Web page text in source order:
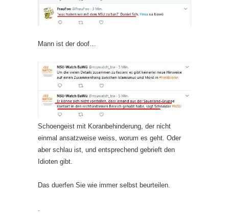
Mann ist der doof…
Schoengeist mit Koranbehinderung, der nicht
einmal ansatzweise weiss, worum es geht. Oder
aber schlau ist, und entsprechend gebrieft den
Idioten gibt.
Das duerfen Sie wie immer selbst beurteilen.
.